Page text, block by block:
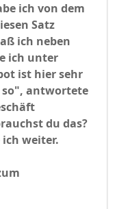
ich von dem
Satz
ich neben
ich unter
ist hier sehr
so", antwortete
du das?
weiter.